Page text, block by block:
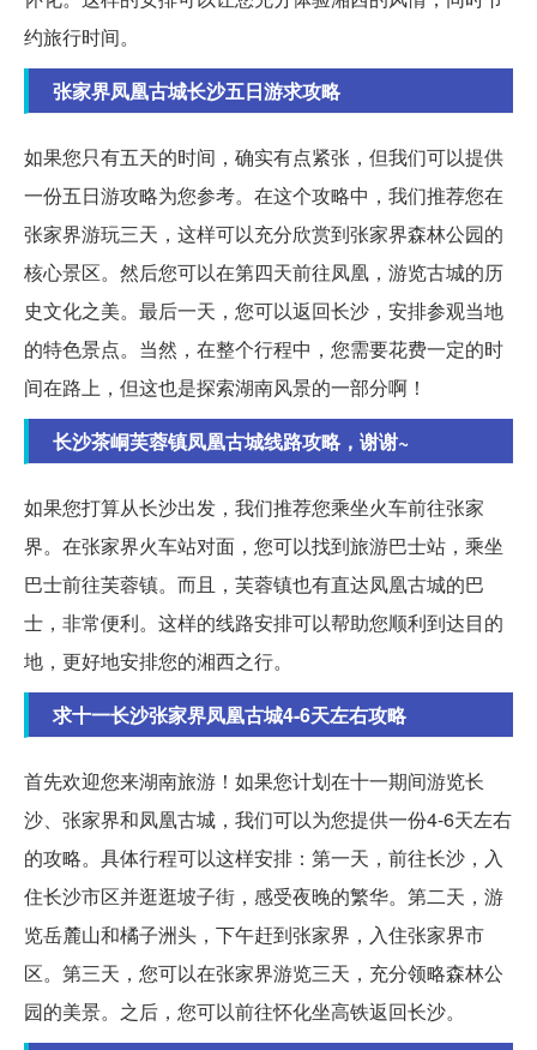
约旅行时间。
张家界凤凰古城长沙五日游求攻略
如果您只有五天的时间，确实有点紧张，但我们可以提供
一份五日游攻略为您参考。在这个攻略中，我们推荐您在
张家界游玩三天，这样可以充分欣赏到张家界森林公园的
核心景区。然后您可以在第四天前往凤凰，游览古城的历
史文化之美。最后一天，您可以返回长沙，安排参观当地
的特色景点。当然，在整个行程中，您需要花费一定的时
间在路上，但这也是探索湖南风景的一部分啊！
长沙茶峒芙蓉镇凤凰古城线路攻略，谢谢~
如果您打算从长沙出发，我们推荐您乘坐火车前往张家
界。在张家界火车站对面，您可以找到旅游巴士站，乘坐
巴士前往芙蓉镇。而且，芙蓉镇也有直达凤凰古城的巴
士，非常便利。这样的线路安排可以帮助您顺利到达目的
地，更好地安排您的湘西之行。
求十一长沙张家界凤凰古城4-6天左右攻略
首先欢迎您来湖南旅游！如果您计划在十一期间游览长
沙、张家界和凤凰古城，我们可以为您提供一份4-6天左右
的攻略。具体行程可以这样安排：第一天，前往长沙，入
住长沙市区并逛逛坡子街，感受夜晚的繁华。第二天，游
览岳麓山和橘子洲头，下午赶到张家界，入住张家界市
区。第三天，您可以在张家界游览三天，充分领略森林公
园的美景。之后，您可以前往怀化坐高铁返回长沙。